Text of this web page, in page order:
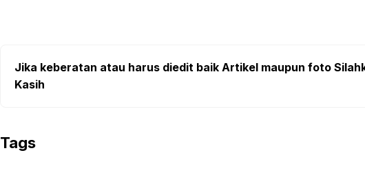
Jika keberatan atau harus diedit baik Artikel maupun foto
Kasih
Tags